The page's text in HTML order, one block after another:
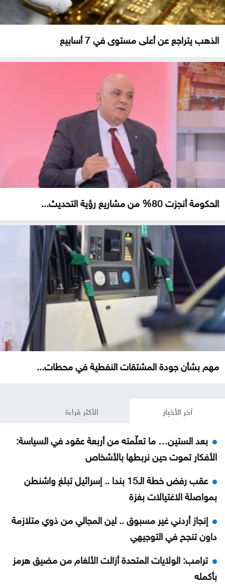
الذهب يتراجع عن أعلى مستوى في 7 أسابيع
الحكومة أنجزت 80% من مشاريع رؤية التحديث...
مهم بشأن جودة المشتقات النفطية في محطات...
آخر الأخبار الأكثر قراءة
بعد الستين… ما تعلّمته من أربعة عقود في السياسة:
الأفكار تموت حين نربطها بالأشخاص
عقب رفض خطة الـ15 بندا .. إسرائيل تبلغ واشنطن
بمواصلة الاغتيالات بغزة
إنجاز أردني غير مسبوق .. لين المجالي من ذوي متلازمة
داون تنجح في التوجيهي
ترامب: الولايات المتحدة أزالت الألغام من مضيق هرمز
بأكمله